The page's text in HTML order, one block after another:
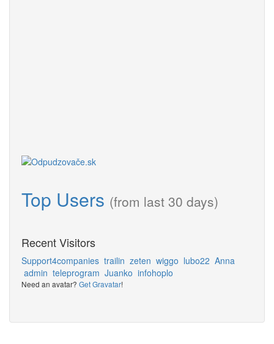
Top Users (from last 30 days)
Recent Visitors
Support4companies trailin zeten wiggo lubo22 Anna
admin teleprogram Juanko infohoplo
Need an avatar? Get Gravatar!